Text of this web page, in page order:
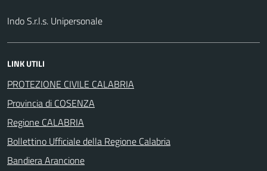
Indo S.r.l.s. Unipersonale
LINK UTILI
PROTEZIONE CIVILE CALABRIA
Provincia di COSENZA
Regione CALABRIA
Bollettino Ufficiale della Regione Calabria
Bandiera Arancione